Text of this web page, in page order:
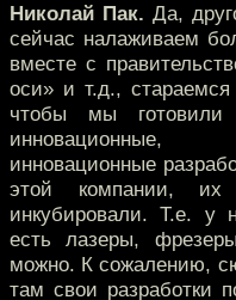
Николай Пак. Да,
сейчас налаживаем
вместе с
оси» и т.д.,
чтобы мы готовили
инновационные,
инновационные
этой компании,
инкубировали. Т.е. у
есть лазеры,
можно. К сожалению,
там свои разработки